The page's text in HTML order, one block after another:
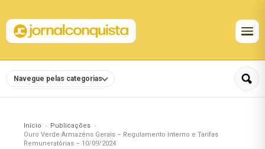
Navegue pelas categorias
Início
Publicações
Ouro Verde Armazéns Gerais – Regulamento Interno e Tarifas
Remuneratórias – 10/09/2024